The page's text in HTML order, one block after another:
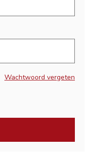
Wachtwoord vergeten